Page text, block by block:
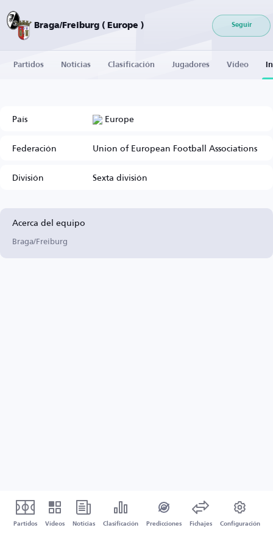
Braga/Freiburg ( Europe ) Seguir
Partidos Noticias Clasificación Jugadores Vídeo
País
Europe
Federación
Union of European Football Associations
División
Sexta división
Acerca del equipo
Braga/Freiburg
Partidos Vídeos Noticias Clasificación Predicciones Fichajes Configuración